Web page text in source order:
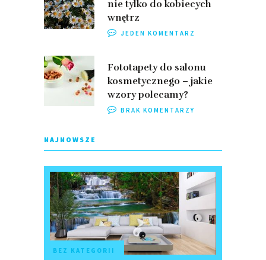
nie tylko do kobiecych
wnętrz
JEDEN KOMENTARZ
Fototapety do salonu
kosmetycznego – jakie
wzory polecamy?
BRAK KOMENTARZY
NAJNOWSZE
BEZ KATEGORII